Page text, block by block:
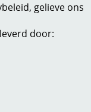
gelieve ons
door: